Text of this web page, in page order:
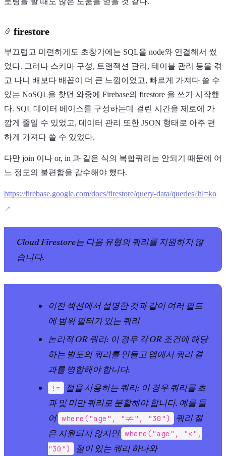
firestore
부끄럽고 미련하게도 초창기에는 SQL을 node와 연결해서 썼
었다. 그러나 스키마 구성, 트랜잭션 관리, 테이블 관리 등을 겪
고 나니 배보다 배꼽이 더 큰 느낌이었고, 빠르게 가져다 쓸 수
있는 NoSQL을 찾던 와중에 Firebase의 firestore 을 쓰기 시작했
다. SQL 데이터 베이스를 구성하는데 걸린 시간을 제로에 가
깝게 줄일 수 있었고, 데이터 관리 또한 JSON 형태로 아주 편
하게 가져다 쓸 수 있었다.
다만 join 이나 or, in 과 같은 식의 복합쿼리는 안되기 때문에 어
느 정도의 불편함을 감수해야 했다.
https://firebase.google.com/docs/firestore/query-data/queries?hl=ko
Cloud Firestore는 다음 유형의 쿼리를 지원하지 않
습니다.
이전 섹션에서 설명한 것과 같이 여러 필드
에 범위 필터가 있는 쿼리
논리적 OR 쿼리: 이 경우 각 OR 조건에 해당
하는 별도의 쿼리를 만들고 앱에서 쿼리 결
과를 병합해야 합니다.
!=
절을 사용하는 쿼리: 이 경우 쿼리를 초
과 및 미만 쿼리로 분할해야 합니다. 예를 들
어 where("age", "!=", "30")
쿼리 절
은 지원되지 않지만 where("age", "<",
"30")
절이 있는 쿼리 하나와